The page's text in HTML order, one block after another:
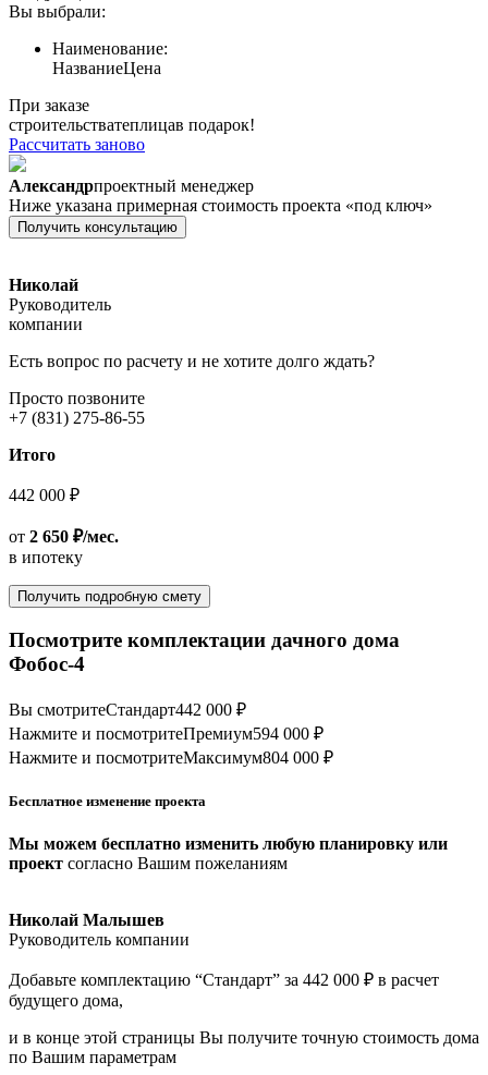
Вы выбрали:
Наименование:
НазваниеЦена
При заказе
строительстватеплицав подарок!
Рассчитать заново
Александрпроектный менеджер
Ниже указана примерная стоимость проекта «под ключ»
Получить консультацию
Николай
Руководитель
компании
Есть вопрос по расчету и не хотите долго ждать?
Просто позвоните
+7 (831) 275-86-55
Итого
442 000 ₽
от 2 650 ₽/мес.
в ипотеку
Получить подробную смету
Посмотрите комплектации дачного дома
Фобос-4
Вы смотритеСтандарт442 000 ₽
Нажмите и посмотритеПремиум594 000 ₽
Нажмите и посмотритеМаксимум804 000 ₽
Бесплатное изменение проекта
Мы можем бесплатно изменить любую планировку или
проект согласно Вашим пожеланиям
Николай Малышев
Руководитель компании
Добавьте комплектацию “Стандарт” за 442 000 ₽ в расчет
будущего дома,
и в конце этой страницы Вы получите точную стоимость дома
по Вашим параметрам